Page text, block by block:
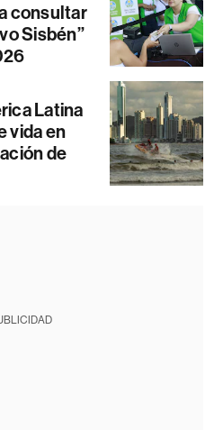
consultar
Sisbén”
Latina
vida en
de